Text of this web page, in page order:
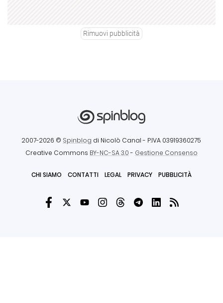
Rimuovi pubblicità
2007-2026 © Spinblog di Nicolò Canal - P.IVA 03919360275
Creative Commons BY-NC-SA 3.0- Gestione Consenso
CHI SIAMO CONTATTI LEGAL PRIVACY PUBBLICITÀ